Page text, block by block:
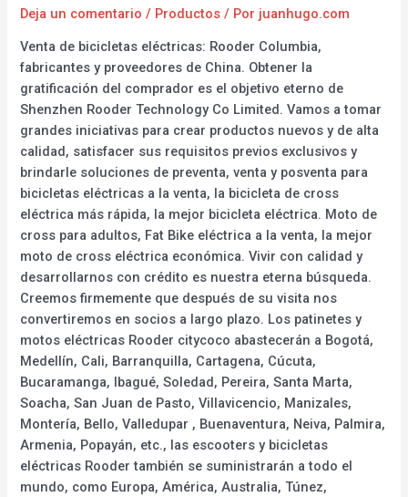
Deja un comentario / Productos / Por juanhugo.com
Venta de bicicletas eléctricas: Rooder Columbia,
fabricantes y proveedores de China. Obtener la
gratificación del comprador es el objetivo eterno de
Shenzhen Rooder Technology Co Limited. Vamos a tomar
grandes iniciativas para crear productos nuevos y de alta
calidad, satisfacer sus requisitos previos exclusivos y
brindarle soluciones de preventa, venta y posventa para
bicicletas eléctricas a la venta, la bicicleta de cross
eléctrica más rápida, la mejor bicicleta eléctrica. Moto de
cross para adultos, Fat Bike eléctrica a la venta, la mejor
moto de cross eléctrica económica. Vivir con calidad y
desarrollarnos con crédito es nuestra eterna búsqueda.
Creemos firmemente que después de su visita nos
convertiremos en socios a largo plazo. Los patinetes y
motos eléctricas Rooder citycoco abastecerán a Bogotá,
Medellín, Cali, Barranquilla, Cartagena, Cúcuta,
Bucaramanga, Ibagué, Soledad, Pereira, Santa Marta,
Soacha, San Juan de Pasto, Villavicencio, Manizales,
Montería, Bello, Valledupar , Buenaventura, Neiva, Palmira,
Armenia, Popayán, etc., las escooters y bicicletas
eléctricas Rooder también se suministrarán a todo el
mundo, como Europa, América, Australia, Túnez,